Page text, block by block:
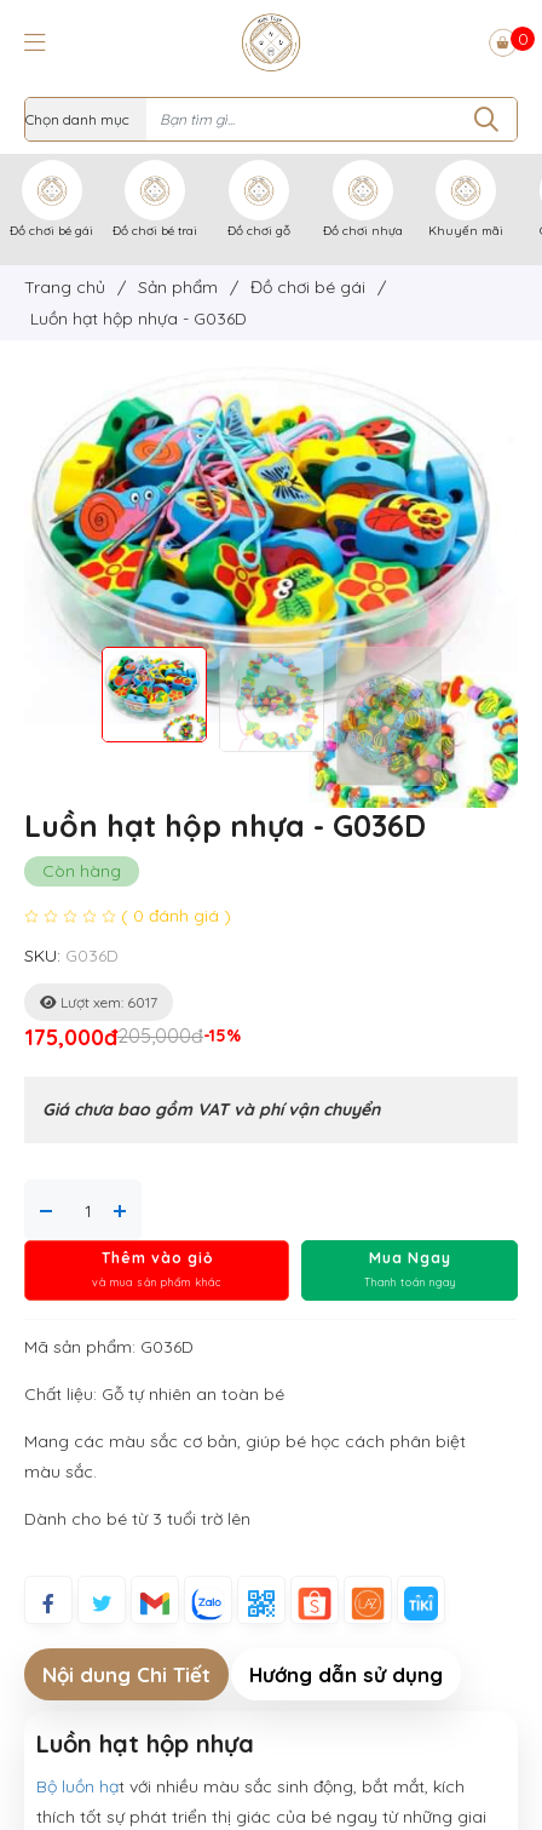
0
Đồ chơi bé gái Đồ chơi bé trai Đồ chơi gỗ Đồ chơi nhựa Khuyến mãi
Trang chủ / Sản phẩm / Đồ chơi bé gái
/
Luồn hạt hộp nhựa - G036D
Luồn hạt hộp nhựa - G036D
Còn hàng
( 0 đánh giá )
SKU: G036D
Lượt xem: 6017
175,000đ205,000đ-15%
Giá chưa bao gồm VAT và phí vận chuyển
Thêm vào giỏ
và mua sản phẩm khác
Mua Ngay
Thanh toán ngay
Mã sản phẩm: G036D
Chất liệu: Gỗ tự nhiên an toàn bé
Mang các màu sắc cơ bản, giúp bé học cách phân biệt
màu sắc.
Dành cho bé từ 3 tuổi trờ lên
Nội dung Chi Tiết Hướng dẫn sử dụng
Luồn hạt hộp nhựa
Bộ luồn hạt với nhiều màu sắc sinh động, bắt mắt, kích
thích tốt sự phát triển thị giác của bé ngay từ những giai